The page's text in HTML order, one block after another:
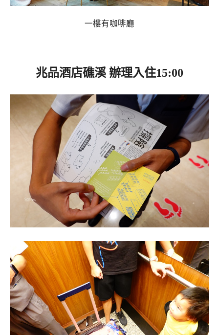
一樓有咖啡廳
兆品酒店礁溪 辦理入住15:00